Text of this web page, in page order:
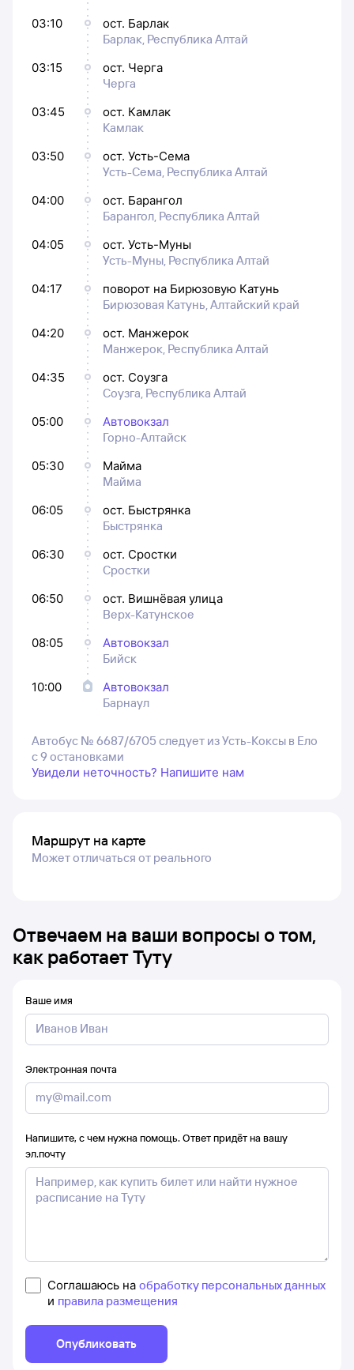
03:10
ост. Барлак
Барлак, Республика Алтай
03:15
ост. Черга
Черга
03:45
ост. Камлак
Камлак
03:50
ост. Усть-Сема
Усть-Сема, Республика Алтай
04:00
ост. Барангол
Барангол, Республика Алтай
04:05
ост. Усть-Муны
Усть-Муны, Республика Алтай
04:17
поворот на Бирюзовую Катунь
Бирюзовая Катунь, Алтайский край
04:20
ост. Манжерок
Манжерок, Республика Алтай
04:35
ост. Соузга
Соузга, Республика Алтай
05:00
Автовокзал
Горно-Алтайск
05:30
Майма
Майма
06:05
ост. Быстрянка
Быстрянка
06:30
ост. Сростки
Сростки
06:50
ост. Вишнёвая улица
Верх-Катунское
08:05
Автовокзал
Бийск
10:00
Автовокзал
Барнаул
Автобус № 6687/6705 следует из Усть-Коксы в Ело
с 9 остановками
Увидели неточность? Напишите нам
Маршрут на карте
Может отличаться от реального
Отвечаем на ваши вопросы о том,
как работает Туту
Ваше имя
Электронная почта
Напишите, с чем нужна помощь. Ответ придёт на вашу
эл.почту
Соглашаюсь на обработку персональных данных
и правила размещения
Опубликовать